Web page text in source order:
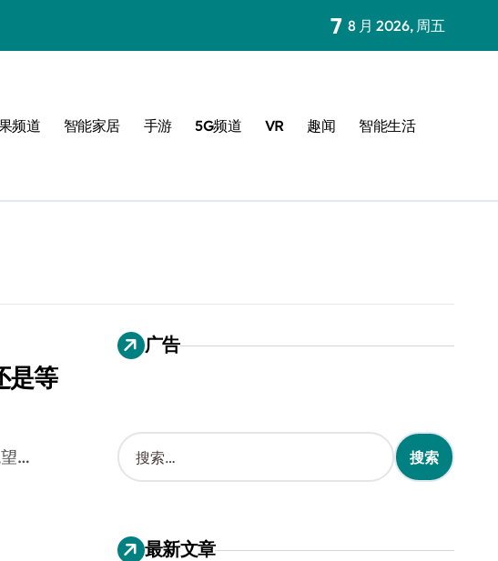
7 8 月 2026, 周五
频道 智能家居 手游 5G频道 VR 趣闻 智能生活
是等
望…
广告
搜
索
：
最新文章